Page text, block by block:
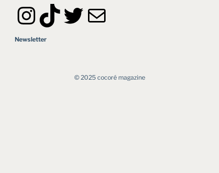
InstagramTikTok Twitter メール
Newsletter
©︎ 2025 cocoré magazine